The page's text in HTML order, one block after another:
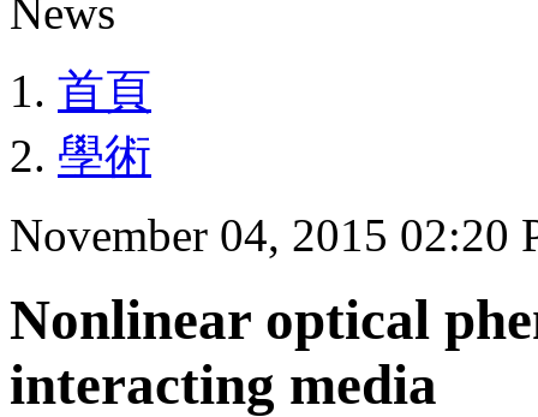
首頁
學術
November 04, 2015 02:20
Nonlinear optical
interacting media